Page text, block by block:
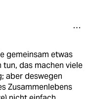
gemeinsam etwas
das machen viele
aber deswegen
Zusammenlebens